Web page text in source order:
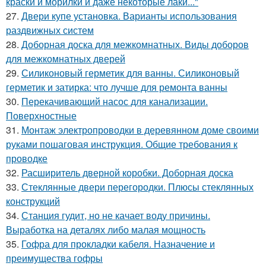
27. Двери купе установка. Варианты использования
раздвижных систем
28. Доборная доска для межкомнатных. Виды доборов
для межкомнатных дверей
29. Силиконовый герметик для ванны. Силиконовый
герметик и затирка: что лучше для ремонта ванны
30. Перекачивающий насос для канализации.
Поверхностные
31. Монтаж электропроводки в деревянном доме своими
руками пошаговая инструкция. Общие требования к
проводке
32. Расширитель дверной коробки. Доборная доска
33. Стеклянные двери перегородки. Плюсы стеклянных
конструкций
34. Станция гудит, но не качает воду причины.
Выработка на деталях либо малая мощность
35. Гофра для прокладки кабеля. Назначение и
преимущества гофры